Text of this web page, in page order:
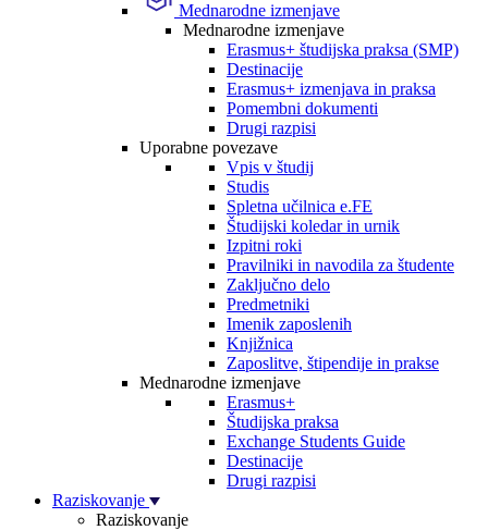
Mednarodne izmenjave
Mednarodne izmenjave
Erasmus+ študijska praksa (SMP)
Destinacije
Erasmus+ izmenjava in praksa
Pomembni dokumenti
Drugi razpisi
Uporabne povezave
Vpis v študij
Studis
Spletna učilnica e.FE
Študijski koledar in urnik
Izpitni roki
Pravilniki in navodila za študente
Zaključno delo
Predmetniki
Imenik zaposlenih
Knjižnica
Zaposlitve, štipendije in prakse
Mednarodne izmenjave
Erasmus+
Študijska praksa
Exchange Students Guide
Destinacije
Drugi razpisi
Raziskovanje
Raziskovanje